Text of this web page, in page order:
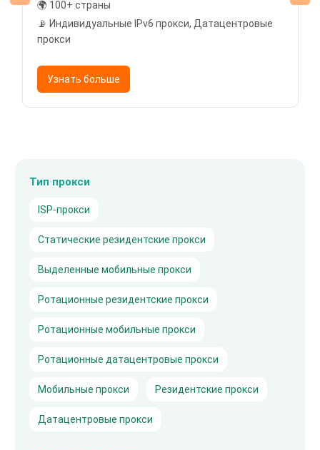
🌍 100+ страны
📡 Индивидуальные IPv6 прокси, Датацентровые
прокси
Узнать больше
Тип прокси
ISP-прокси
Статические резидентские прокси
Выделенные мобильные прокси
Ротационные резидентские прокси
Ротационные мобильные прокси
Ротационные датацентровые прокси
Мобильные прокси Резидентские прокси
Датацентровые прокси